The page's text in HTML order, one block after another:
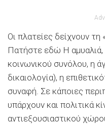
Οι πλατείες δείχνουν τη
Πατήστε εδώ Η αμυαλιά,
κοινωνικού συνόλου, η
δικαιολογία), η
συναφή. Σε κάποιες
υπάρχουν και πολιτικά
αντιεξουσιαστικού